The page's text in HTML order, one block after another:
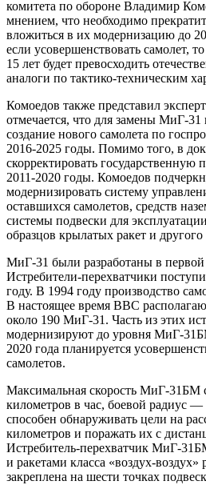
комитета по обороне Владимир
мнением, что необходимо
вложиться в их модернизацию до
если усовершенствовать самолет,
15 лет будет превосходить
аналоги по тактико-техническим
Комоедов также представил
отмечается, что для замены МиГ-31
создание нового самолета по
2016-2025 годы. Помимо того, в
скорректировать
2011-2020 годы. Комоедов
модернизировать систему
оставшихся самолетов, средств
системы подвески для
образцов крылатых ракет и
МиГ-31 были разработаны в
Истребители-перехватчики
году. В 1994 году производство
В настоящее время ВВС
около 190 МиГ-31. Часть из этих
модернизируют до уровня МиГ-
2020 года планируется
самолетов.
Максимальная скорость МиГ-31БМ
километров в час, боевой радиус
способен обнаруживать цели на
километров и поражать их с
Истребитель-перехватчик МиГ-
и ракетами класса «воздух-
закреплена на шести точках